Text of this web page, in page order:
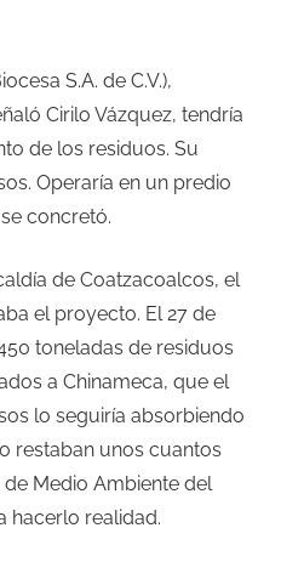
S.A. de C.V.),
Cirilo Vázquez, tendría
de los residuos. Su
Operaría en un predio
concretó.
de Coatzacoalcos, el
el proyecto. El 27 de
toneladas de residuos
a Chinameca, que el
lo seguiría absorbiendo
restaban unos cuantos
Medio Ambiente del
hacerlo realidad.